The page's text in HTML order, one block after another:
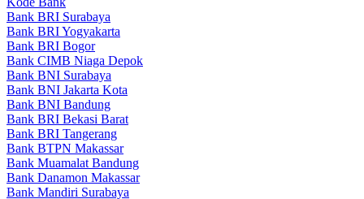
Bank BRI Surabaya
Bank BRI Yogyakarta
Bank BRI Bogor
Bank CIMB Niaga Depok
Bank BNI Surabaya
Bank BNI Jakarta Kota
Bank BNI Bandung
Bank BRI Bekasi Barat
Bank BRI Tangerang
Bank BTPN Makassar
Bank Muamalat Bandung
Bank Danamon Makassar
Bank Mandiri Surabaya